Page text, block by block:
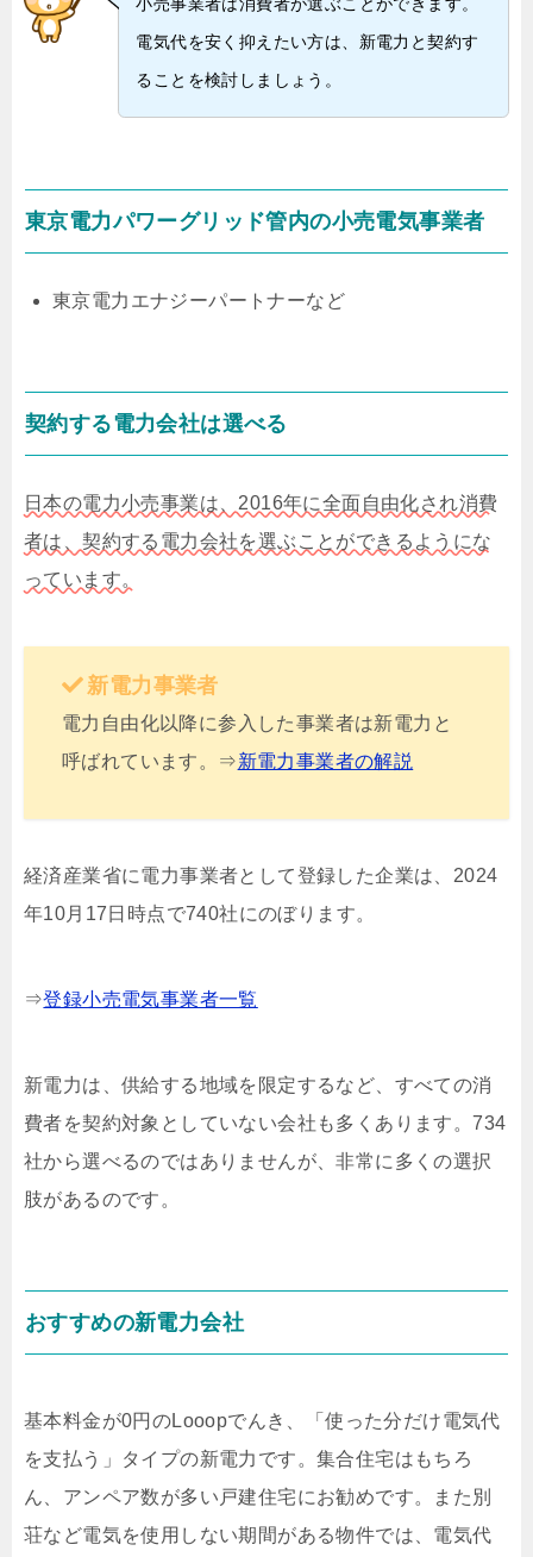
小売事業者は消費者が選ぶことができます。
電気代を安く抑えたい方は、新電力と契約す
ることを検討しましょう。
東京電力パワーグリッド管内の小売電気事業者
東京電力エナジーパートナーなど
契約する電力会社は選べる
日本の電力小売事業は、2016年に全面自由化され消費
者は、契約する電力会社を選ぶことができるようにな
っています。
新電力事業者
電力自由化以降に参入した事業者は新電力と
呼ばれています。⇒新電力事業者の解説
経済産業省に電力事業者として登録した企業は、2024
年10月17日時点で740社にのぼります。
⇒登録小売電気事業者一覧
新電力は、供給する地域を限定するなど、すべての消
費者を契約対象としていない会社も多くあります。734
社から選べるのではありませんが、非常に多くの選択
肢があるのです。
おすすめの新電力会社
基本料金が0円のLooopでんき、「使った分だけ電気代
を支払う」タイプの新電力です。集合住宅はもちろ
ん、アンペア数が多い戸建住宅にお勧めです。また別
荘など電気を使用しない期間がある物件では、電気代